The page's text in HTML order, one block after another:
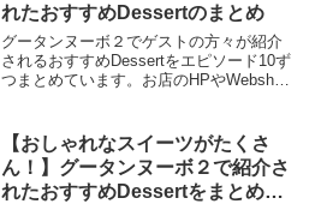
れたおすすめDessertのまとめ
グータンヌーボ２でゲストの方々が紹介
されるおすすめDessertをエピソード10ず
つまとめています。お店のHPやWebshop
ーツを探している方の参考になれば嬉し
いです。
【おしゃれなスイーツがたくさ
ん！】グータンヌーボ２で紹介さ
れたおすすめDessertをまとめま